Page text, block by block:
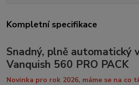
Kompletní specifikace
Snadný, plně automatický
Vanquish 560 PRO PACK
Novinka pro rok 2026, máme se na co